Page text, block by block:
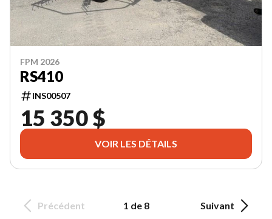
FPM 2026
RS410
INS00507
15 350 $
VOIR LES DÉTAILS
Précédent 1 de 8 Suivant